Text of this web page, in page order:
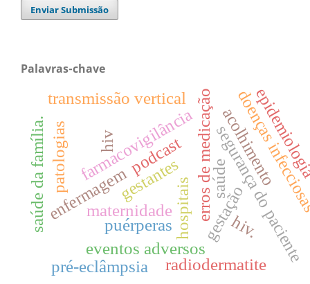
Enviar Submissão
Palavras-chave
gestantes
puérperas
maternidade erros de medicação
hospitais
farmacovigilância
eventos adversos segurança do paciente
enfermagem
hiv
gestação
acolhimento
doenças
transmissão vertical
hiv.
saúde da família. saúde
podcast
radiodermatite
patologias
pré-eclâmpsia